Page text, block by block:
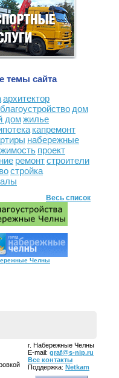
темы сайта
архитектор
благоустройство дом
домжилье
капремонт
набережные
проект
ремонтстроители
стройка
Весь список
Челны
г. Набережные Челны
E-mail: graf@s-nip.ru
Все контакты
Поддержка: Netkam